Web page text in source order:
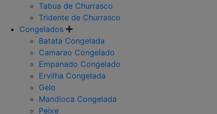
Tabua de Churrasco
Tridente de Churrasco
Congelados
Batata Congelada
Camarao Congelado
Empanado Congelado
Ervilha Congelada
Gelo
Mandioca Congelada
Peixe